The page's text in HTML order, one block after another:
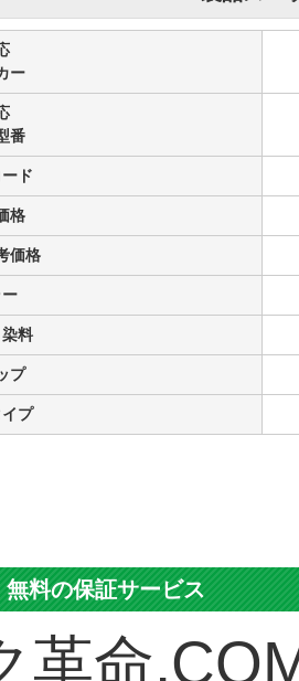
純正インク
IB10CA
Good
Perfectです
千葉県のお客様
IB10KA
ー
番
ド
格
価格
プ